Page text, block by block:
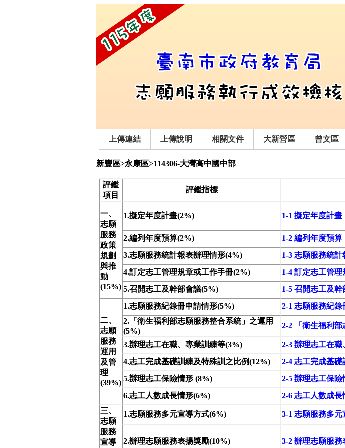
上傳連結 上傳說明 相關文件 大新營區 曾文區
新豐區>永康區>114306-大灣高中國中部
評鑑
項目
評鑑指標
一、
志願
服務
政策
規劃
與推
動
(15%)
1.擬定年度計畫(2%) 1-1 擬定年度計畫
2.編列年度預算(2%)
1-2 編列年度預算
3.志願服務統計報表辦理情形(4%)
1-3 志願服務統
4.訂定志工管理規章或工作手冊(2%)
1-4 訂定志工管
5.召開志工及幹部會議(5%)
1-5 召開志工及幹
二、
志願
服務
運用
及管
理
(39%)
1.志願服務紀錄冊申請情形(5%)
2-1 志願服務紀
2.「衛生福利部志願服務整合系統」之運用
(5%)
2-2 「衛生福利
3.辦理志工在職、專業訓練等(3%)
2-3 辦理志工在
4.志工完成基礎訓練及特殊訓之比例(12%)
2-4 志工完成基
5.辦理志工保險情形 (8%)
2-5 辦理志工保險
6.志工人數成長情形(6%)
2-6 志工人數成長
三、
志願
服務
宣導
1.志願服務多元宣導方式(6%) 3-1 志願服務多元
2.辦理志願服務表揚獎勵(10%) 3-2 辦理志願服務